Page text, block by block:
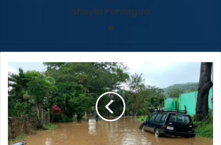
Sheyla Paniagua
Fuertes
lluvias
provocaron
18
eventos
por
inundación
en